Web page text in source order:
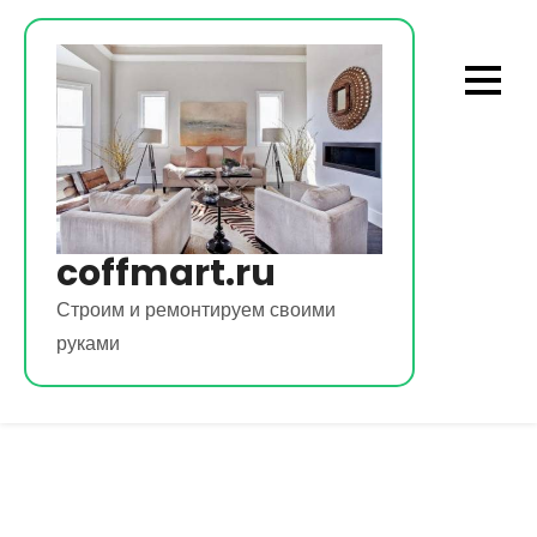
Перейти
содержимому
coffmart.ru
Строим и ремонтируем своими
руками